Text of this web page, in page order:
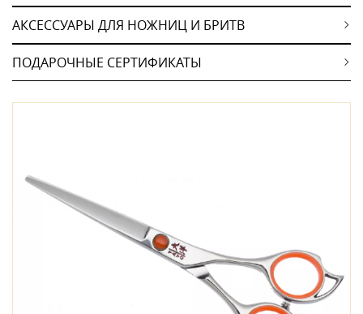
АКСЕССУАРЫ ДЛЯ НОЖНИЦ И БРИТВ
ПОДАРОЧНЫЕ СЕРТИФИКАТЫ